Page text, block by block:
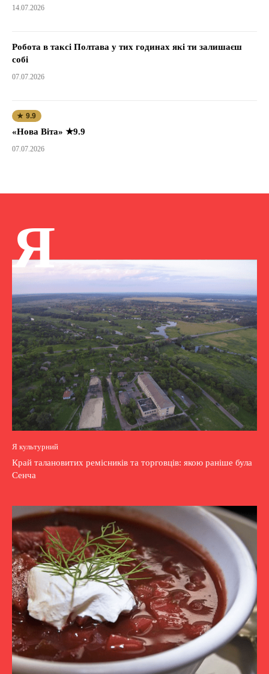
14.07.2026
Робота в таксі Полтава у тих годинах які ти залишаєш
собі
07.07.2026
★ 9.9
«Нова Віта» ★9.9
07.07.2026
Я
Я культурний
Край талановитих ремісників та торговців: якою раніше була
Сенча